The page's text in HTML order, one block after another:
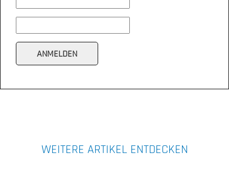
WEITERE ARTIKEL ENTDECKEN